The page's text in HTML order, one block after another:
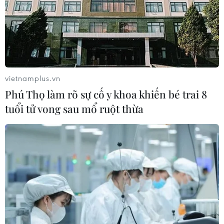
Theo dõi VietnamPlus
TIN LIÊN QUAN
vietnamplus.vn
Phú Thọ làm rõ sự cố y khoa khiến bé trai 8
tuổi tử vong sau mổ ruột thừa